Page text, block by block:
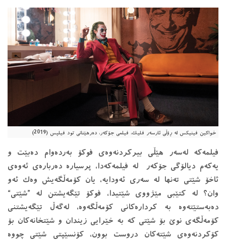
خواكین فینیكس له‌ ڕۆڵی ئارسه‌ر فلیك، فیلمی جۆكه‌ر، ‌ده‌رهێنانی تود فیلپس‌ (2019)
فیلمه‌كه‌ له‌سه‌ر هێڵی بیركردنه‌وه‌ی فوكۆ به‌رده‌وام ده‌بێت و
یه‌كه‌م دیالۆگی جۆكه‌ر له ‌فیلمه‌كه‌دا، پرسیاره‌ ده‌رباره‌ی ئه‌وه‌ی
ئاخۆ شێتی ته‌نها له ‌سه‌ری ئه‌ودایه‌، یان كۆمه‌ڵگه‌یش وه‌ك ئه‌و
وان؟ له‌ كتێبی مێژووی شێتیدا، فوكۆ تێگه‌یشتن له‌ ”شێتی“
ده‌به‌ستێته‌وه‌ به‌ كرداره‌كانی كۆمه‌ڵگه‌وه‌، له‌گه‌ڵ تێگه‌یشتنی
كۆمه‌ڵگه‌ی نوێ بۆ شێتی كه‌ به‌ خێرایی زیندان و شێتخانه‌كان بۆ
كۆكردنه‌وه‌ی شێته‌كان دروست بوون، كۆنسێپتی شێتی چووه‌